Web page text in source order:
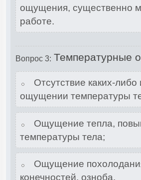
ощущения, существенно
работе.
Вопрос 3: Температурные
Отсутствие каких-
ощущении температуры
Ощущение тепла,
температуры тела;
Ощущение
конечностей, озноба.